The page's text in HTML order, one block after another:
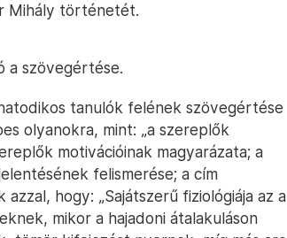
Mihály történetét.
a szövegértése.
tanulók felének szövegértése
olyanokra, mint: „a szereplők
motivációinak magyarázata; a
felismerése; a cím
hogy: „Sajátszerű fiziológiája az a
mikor a hajadoni átalakuláson